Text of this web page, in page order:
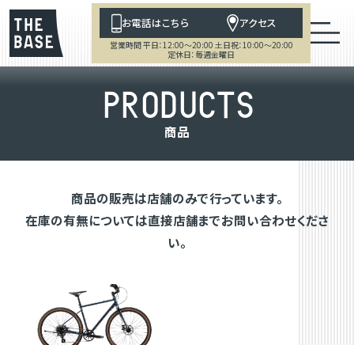
お電話はこちら アクセス
営業時間 平日：12:00～20:00 土日祝：10:00～20:00
定休日：毎週金曜日
PRODUCTS
商品
商品の販売は店舗のみで行っています。
在庫の有無については直接店舗までお問い合わせくださ
い。